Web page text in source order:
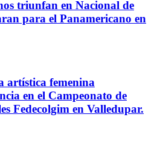
triunfan en Nacional de
para el Panamericano en
artística femenina
en el Campeonato de
Fedecolgim en Valledupar.